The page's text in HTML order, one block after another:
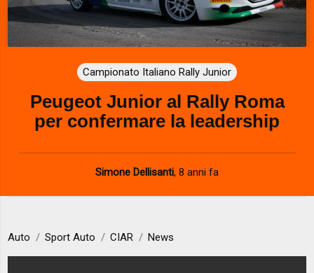
Campionato Italiano Rally Junior
Peugeot Junior al Rally Roma
per confermare la leadership
Simone Dellisanti, 8 anni fa
Auto Sport Auto CIAR News